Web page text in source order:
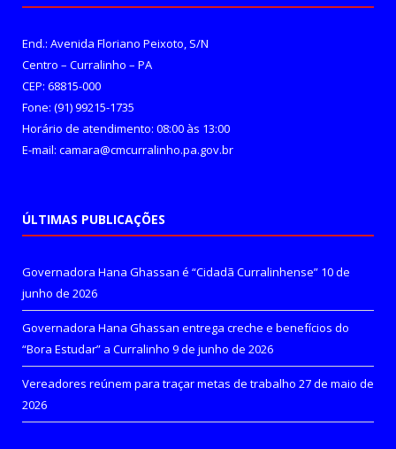
End.: Avenida Floriano Peixoto, S/N
Centro – Curralinho – PA
CEP: 68815-000
Fone: (91) 99215-1735
Horário de atendimento: 08:00 às 13:00
E-mail: camara@cmcurralinho.pa.gov.br
ÚLTIMAS PUBLICAÇÕES
Governadora Hana Ghassan é “Cidadã Curralinhense” 10 de
junho de 2026
Governadora Hana Ghassan entrega creche e benefícios do
“Bora Estudar” a Curralinho 9 de junho de 2026
Vereadores reúnem para traçar metas de trabalho 27 de maio de
2026